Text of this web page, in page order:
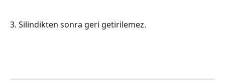
3. Silindikten sonra geri getirilemez.